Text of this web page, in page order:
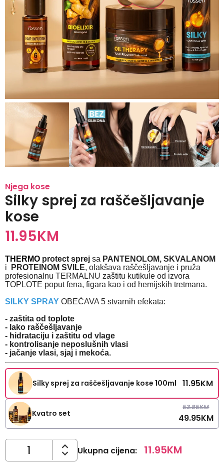
Njega kose
Silky sprej za raščešljavanje
kose
11.95KM
THERMO protect sprej sa PANTENOLOM, SKVALANOM
i
PROTEINOM SVILE, olakšava raščešljavanje i pruža
profesionalnu TERMALNU zaštitu kutikule od izvora
TOPLOTE poput fena, figara kao i od hemijskih tretmana.
SILKY SPRAY OBEĆAVA 5 stvarnih efekata:
- zaštita od toplote
- lako raščešljavanje
- hidrataciju i zaštitu od vlage
- kontrolisanje neposlušnih vlasi
- jačanje vlasi, sjaj i mekoća.
Silky sprej za raščešljavanje kose 100ml 11.95KM
Kvatro set
53.85KM
49.95KM
Ukupna cijena: 11.95KM